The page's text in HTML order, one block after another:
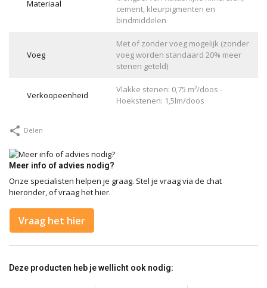
Materiaal
cement, kleurpigmenten en
bindmiddelen
Voeg
Met of zonder voeg mogelijk (zonder
voeg worden standaard 20% meer
stenen geteld)
Verkoopeenheid
Vlakke stenen: 0,75 m²/doos -
Hoekstenen: 1,5lm/doos
Delen
Meer info of advies nodig?
Onze specialisten helpen je graag. Stel je vraag via de chat
hieronder, of vraag het hier.
Vraag het hier
Deze producten heb je wellicht ook nodig: